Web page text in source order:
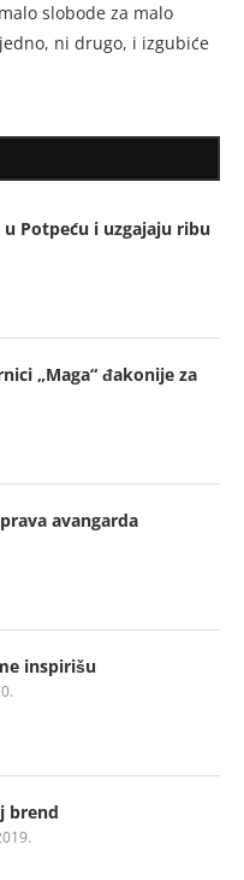
slobode za malo
ni drugo, i izgubiće
Potpeću i uzgajaju ribu
„Maga“ đakonije za
avangarda
inspirišu
brend